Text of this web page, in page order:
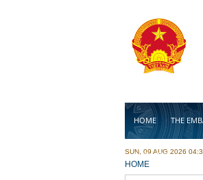
HOME THE
BUSINESS
SUN, 09 AUG 2026
YOU ARE HERE
HOME